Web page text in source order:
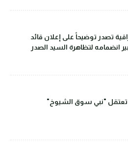
تصدر توضيحاً على إعلان قائد
انضمامه لتظاهرة السيد الصدر
تعتقل "نبي سوق الشيوخ"